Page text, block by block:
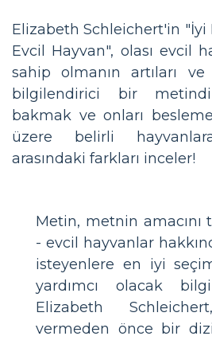
Elizabeth Schleichert'in "İyi
Evcil Hayvan", olası evcil
sahip olmanın artıları
bilgilendirici bir
bakmak ve onları
üzere belirli
arasındaki farkları inceler!
Metin, metnin amacını
- evcil hayvanlar
isteyenlere en iyi
yardımcı olacak
Elizabeth
vermeden önce bir